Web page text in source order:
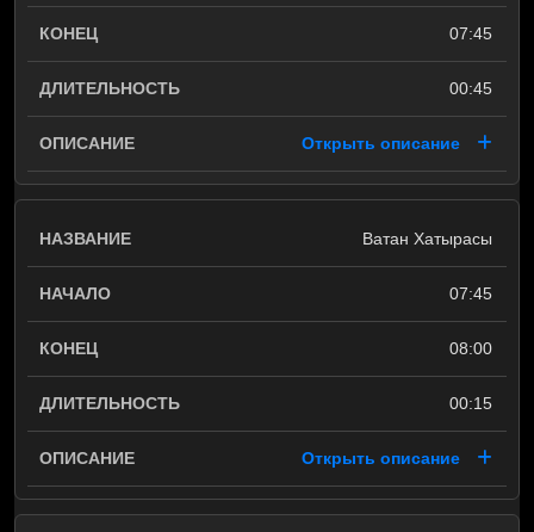
07:45
00:45
Открыть описание
Ватан Хатырасы
07:45
08:00
00:15
Открыть описание